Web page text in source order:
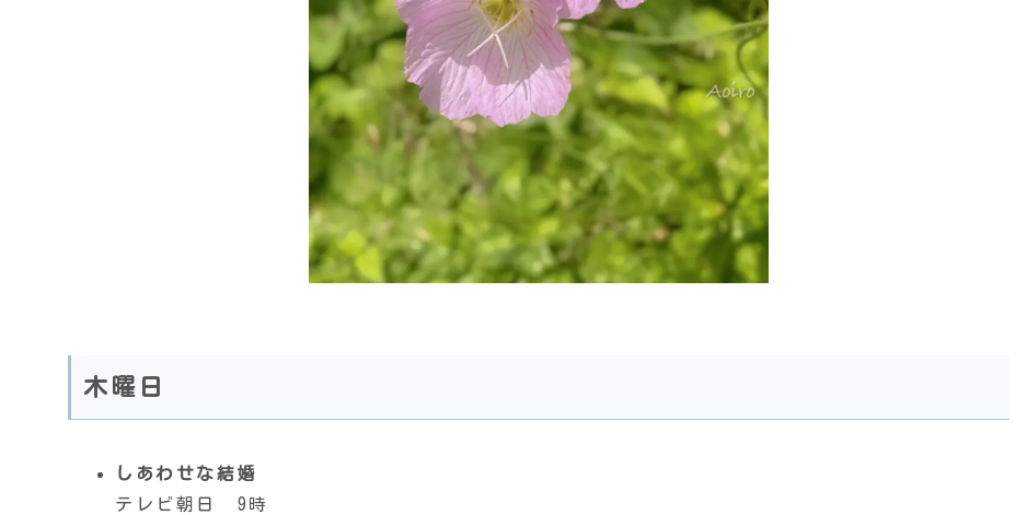
木曜日
しあわせな結婚
テレビ朝日 9時